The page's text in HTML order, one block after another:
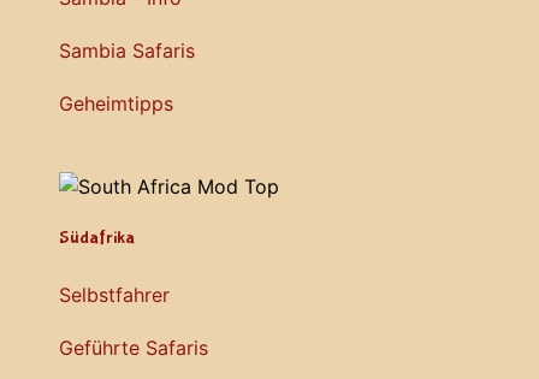
Sambia Safaris
Geheimtipps
Südafrika
Selbstfahrer
Geführte Safaris